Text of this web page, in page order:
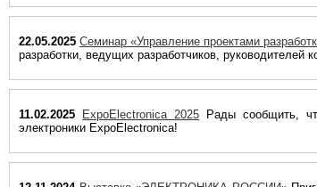
22.05.2025 Семинар «Управление проектами
разработки, ведущих разработчиков, руководителей
11.02.2025 ExpoElectronica 2025 Рады сообщить,
электроники ExpoElectronica!